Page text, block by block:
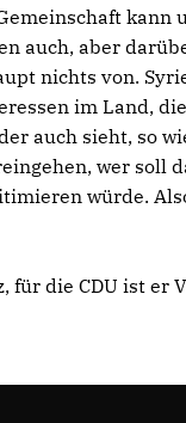
kann
auch, aber
nichts von.
im Land,
auch sieht, so
wer soll
würde.
für die CDU ist er